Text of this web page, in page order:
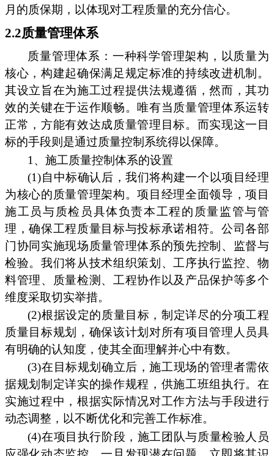
月的质保期，以体现对工程质量的充分信心。
2.2质量管理体系
质量管理体系：一种科学管理架构，以质量为
核心，构建起确保满足规定标准的持续改进机制。
其设立旨在为施工过程提供法规遵循，然而，其功
效的关键在于运作顺畅。唯有当质量管理体系运转
正常，方能有效达成质量管理目标。而实现这一目
标的手段则是通过质量控制系统得以保障。
1、施工质量控制体系的设置
(1)自中标确认后，我们将构建一个以项目经理
为核心的质量管理架构。项目经理全面领导，项目
施工员与质检员具体负责本工程的质量监管与管
理，确保工程质量目标与投标承诺相符。公司各部
门协同实施现场质量管理体系的预先控制、监督与
检验。我们将从技术组织策划、工序执行监控、物
料管理、质量检测、工程协作以及产品保护等多个
维度采取切实举措。
(2)根据设定的质量目标，制定详尽的分项工程
质量目标规划，确保该计划对所有项目管理人员具
有明确的认知度，使其全面理解并心中有数。
(3)在目标规划确立后，施工现场的管理者需依
据规划制定详实的操作规程，供施工班组执行。在
实施过程中，根据实际情况对工作方法与手段进行
动态调整，以不断优化和完善工作标准。
(4)在项目执行阶段，施工团队与质量检验人员